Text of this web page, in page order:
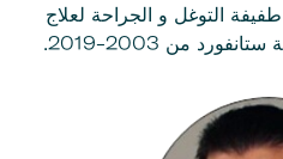
التوغل و الجراحة لعلاج
من 2003-2019.